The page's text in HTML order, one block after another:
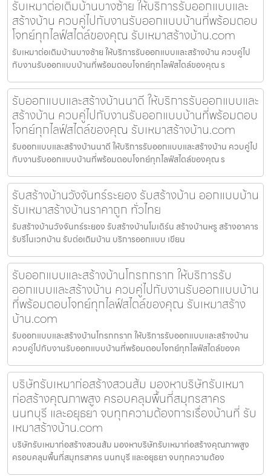
รับเหมาต่อเติมบ้านบางซ้าย ให้บริการรับออกแบบและ
สร้างบ้าน ควบคู่ไปกับงานรับออกแบบบ้านที่พร้อมตอบ
โจทย์ทุกไลฟ์สไตล์ของคุณ รับเหมาสร้างบ้าน.com
รับเหมาต่อเติมบ้านบางซ้าย ให้บริการรับออกแบบและสร้างบ้าน ควบคู่ไป
กับงานรับออกแบบบ้านที่พร้อมตอบโจทย์ทุกไลฟ์สไตล์ของคุณ ร
รับออกแบบและสร้างบ้านนาดี ให้บริการรับออกแบบและ
สร้างบ้าน ควบคู่ไปกับงานรับออกแบบบ้านที่พร้อมตอบ
โจทย์ทุกไลฟ์สไตล์ของคุณ รับเหมาสร้างบ้าน.com
รับออกแบบและสร้างบ้านนาดี ให้บริการรับออกแบบและสร้างบ้าน ควบคู่ไป
กับงานรับออกแบบบ้านที่พร้อมตอบโจทย์ทุกไลฟ์สไตล์ของคุณ ร
รับสร้างบ้านวังจันทร์ระยอง รับสร้างบ้าน ออกแบบบ้าน
รับเหมาสร้างบ้านราคาถูก ทั่วไทย
รับสร้างบ้านวังจันทร์ระยอง รับสร้างบ้านโมเดิร์น สร้างบ้านหรู สร้างอาคาร
รับรีโนเวทบ้าน รับต่อเติมบ้าน บริการออกแบบ เขียน
รับออกแบบและสร้างบ้านโกรกกราก ให้บริการรับ
ออกแบบและสร้างบ้าน ควบคู่ไปกับงานรับออกแบบบ้าน
ที่พร้อมตอบโจทย์ทุกไลฟ์สไตล์ของคุณ รับเหมาสร้าง
บ้าน.com
รับออกแบบและสร้างบ้านโกรกกราก ให้บริการรับออกแบบและสร้างบ้าน
ควบคู่ไปกับงานรับออกแบบบ้านที่พร้อมตอบโจทย์ทุกไลฟ์สไตล์ของค
บริษัทรับเหมาก่อสร้างสวนส้ม มองหาบริษัทรับเหมา
ก่อสร้างคุณภาพสูง ครอบคลุมพื้นที่สมุทรสาคร
นนทบุรี และอยุธยา จบทุกความต้องการเรื่องบ้านที่ รับ
เหมาสร้างบ้าน.com
บริษัทรับเหมาก่อสร้างสวนส้ม มองหาบริษัทรับเหมาก่อสร้างคุณภาพสูง
ครอบคลุมพื้นที่สมุทรสาคร นนทบุรี และอยุธยา จบทุกความต้อง